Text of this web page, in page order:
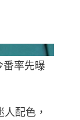
Asics
率先曝
配色，